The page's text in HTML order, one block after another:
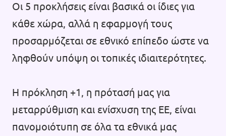
Οι 5 προκλήσεις είναι βασικά οι ίδιες για
κάθε χώρα, αλλά η εφαρμογή τους
προσαρμόζεται σε εθνικό επίπεδο ώστε να
ληφθούν υπόψη οι τοπικές ιδιαιτερότητες.
Η πρόκληση +1, η πρότασή μας για
μεταρρύθμιση και ενίσχυση της ΕΕ, είναι
πανομοιότυπη σε όλα τα εθνικά μας